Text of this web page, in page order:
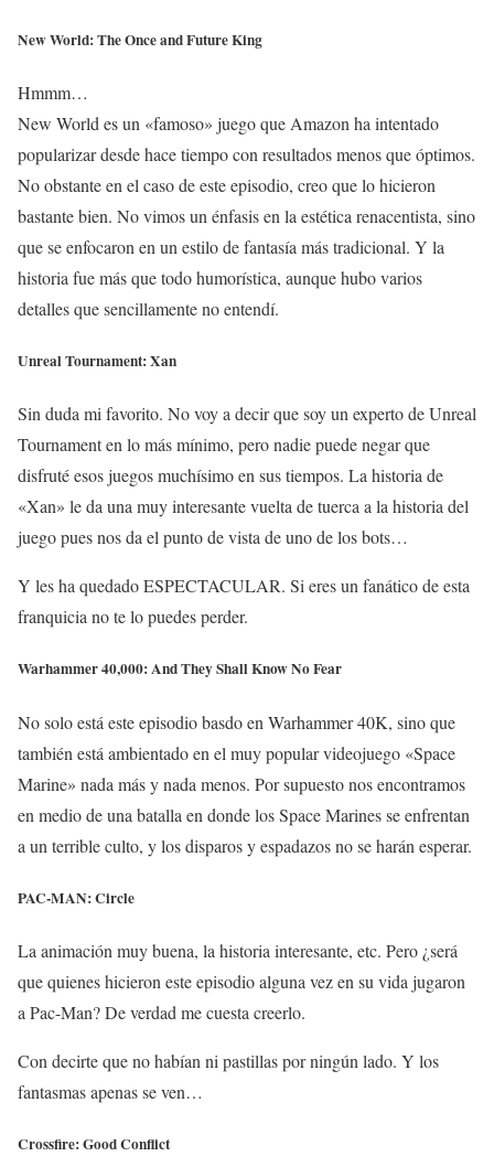
New World: The Once and Future King
Hmmm…
New World es un «famoso» juego que Amazon ha intentado
popularizar desde hace tiempo con resultados menos que óptimos.
No obstante en el caso de este episodio, creo que lo hicieron
bastante bien. No vimos un énfasis en la estética renacentista, sino
que se enfocaron en un estilo de fantasía más tradicional. Y la
historia fue más que todo humorística, aunque hubo varios
detalles que sencillamente no entendí.
Unreal Tournament: Xan
Sin duda mi favorito. No voy a decir que soy un experto de Unreal
Tournament en lo más mínimo, pero nadie puede negar que
disfruté esos juegos muchísimo en sus tiempos. La historia de
«Xan» le da una muy interesante vuelta de tuerca a la historia del
juego pues nos da el punto de vista de uno de los bots…
Y les ha quedado ESPECTACULAR. Si eres un fanático de esta
franquicia no te lo puedes perder.
Warhammer 40,000: And They Shall Know No Fear
No solo está este episodio basdo en Warhammer 40K, sino que
también está ambientado en el muy popular videojuego «Space
Marine» nada más y nada menos. Por supuesto nos encontramos
en medio de una batalla en donde los Space Marines se enfrentan
a un terrible culto, y los disparos y espadazos no se harán esperar.
PAC-MAN: Circle
La animación muy buena, la historia interesante, etc. Pero ¿será
que quienes hicieron este episodio alguna vez en su vida jugaron
a Pac-Man? De verdad me cuesta creerlo.
Con decirte que no habían ni pastillas por ningún lado. Y los
fantasmas apenas se ven…
Crossfire: Good Conflict